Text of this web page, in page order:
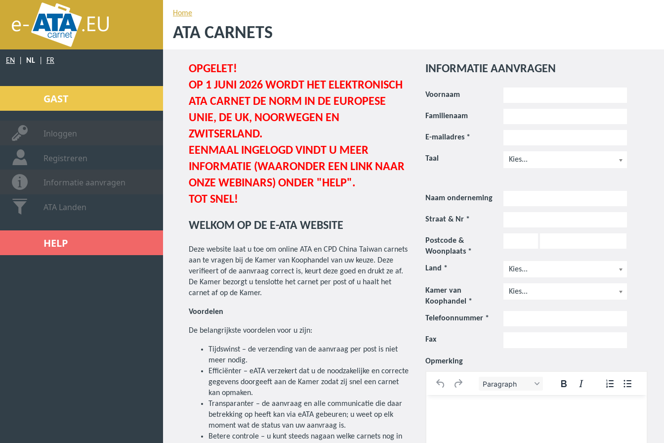
EN NL FR
GAST
Inloggen
Registreren
Informatie aanvragen
ATA Landen
HELP
Home
ATA CARNETS
OPGELET!
OP 1 JUNI 2026
ATA CARNET DE NORM IN DE EUROPESE
UNIE, DE UK, NOORWEGEN EN
ZWITSERLAND.
EENMAAL INGELOGD VINDT U MEER
INFORMATIE (WAARONDER EEN LINK NAAR
ONZE WEBINARS) ONDER "HELP".
TOT SNEL!
WELKOM OP DE E-ATA WEBSITE
Deze website laat u toe om online ATA en CPD China Taiwan carnets
aan te vragen bij de Kamer van Koophandel van uw keuze. Deze
verifieert of de aanvraag correct is, keurt deze goed en drukt ze af.
De Kamer bezorgt u tenslotte het carnet per post of u haalt het
carnet af op de Kamer.
Voordelen
De belangrijkste voordelen voor u zijn:
Tijdswinst – de verzending van de aanvraag per post is niet
meer nodig.
Efficiënter – eATA verzekert dat u de noodzakelijke en correcte
gegevens doorgeeft aan de Kamer zodat zij snel een carnet
kan opmaken.
Transparanter – de aanvraag en alle communicatie die daar
betrekking op heeft kan via eATA gebeuren; u weet op elk
moment wat de status van uw aanvraag is.
Betere controle – u kunt steeds nagaan welke carnets nog in
INFORMATIE AANVRAGEN
Voornaam
Familienaam
E-mailadres*
Taal Kies...
Naam onderneming
Straat & Nr*
Postcode&
Woonplaats*
Land * Kies...
Kamer van
Koophandel *
Kies...
Telefoonnummer*
Fax
Opmerking
Paragraph